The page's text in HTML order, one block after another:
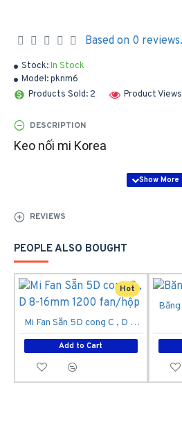
Stock:In Stock
Model:pknm6
Products Sold: 2
Product
Based on 0 reviews.
DESCRIPTION
Keo nối mi Korea
REVIEWS
PEOPLE ALSO BOUGHT
Hot
Mi Fan Sẵn 5D cong C , D 8-16mm 1200 fan/hộp
Add to Cart